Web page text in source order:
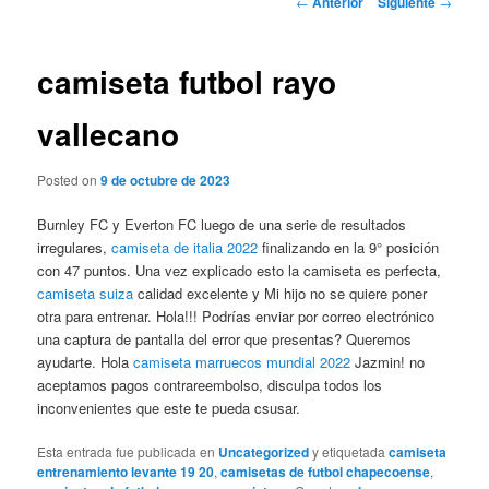
camiseta futbol rayo
vallecano
Posted on9 de octubre de 2023
Burnley FC y Everton FC luego de una serie de resultados
irregulares,camiseta de italia 2022 finalizando en la 9° posición
con 47 puntos. Una vez explicado esto la camiseta es perfecta,
camiseta suiza calidad excelente y Mi hijo no se quiere poner
otra para entrenar. Hola!!! Podrías enviar por correo electrónico
una captura de pantalla del error que presentas? Queremos
ayudarte. Holacamiseta marruecos mundial 2022 Jazmin! no
aceptamos pagos contrareembolso, disculpa todos los
inconvenientes que este te pueda csusar.
Esta entrada fue publicada en Uncategorizedy etiquetadacamiseta
entrenamiento levante 19 20,camisetas de futbol chapecoense,